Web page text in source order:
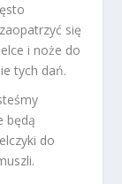
się
i noże do
tych dań.
będą
do